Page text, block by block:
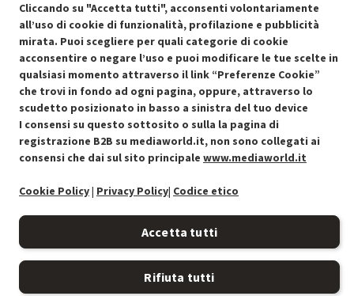
Condizioni generali di vendita
Cookie Policy
Recedere dal contratto qui
Cliccando su "Accetta tutti", acconsenti volontariamente
all’uso di cookie di funzionalità, profilazione e pubblicità
mirata. Puoi scegliere per quali categorie di cookie
acconsentire o negare l’uso e puoi modificare le tue scelte in
qualsiasi momento attraverso il link “Preferenze Cookie”
che trovi in fondo ad ogni pagina, oppure, attraverso lo
scudetto posizionato in basso a sinistra del tuo device
I consensi su questo sottosito o sulla la pagina di
registrazione B2B su mediaworld.it, non sono collegati ai
consensi che dai sul sito principale www.mediaworld.it
Cookie Policy| Privacy Policy| Codice etico
Accetta tutti
Rifiuta tutti